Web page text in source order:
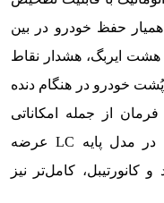
همیار حفظ خودرو در بین
هشت ایربگ، هشدار نقاط
خودرو در هنگام دنده
از جمله امکاناتی
هستند که لکسوس بصورت استاندارد در مدل پایه LC عرضه
کانورتیبل، کامل‌تر نیز